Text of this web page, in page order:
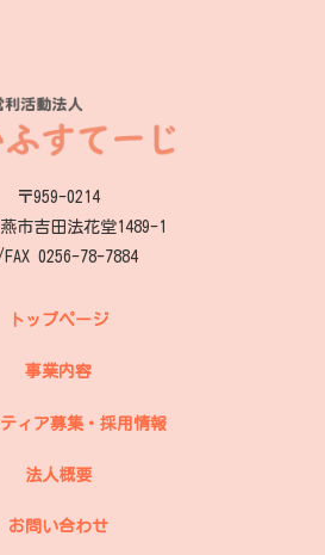
〒959-0214
市吉田法花堂1489-1
0256-78-7884
トップページ
事業内容
ィア募集・採用情報
法人概要
お問い合わせ